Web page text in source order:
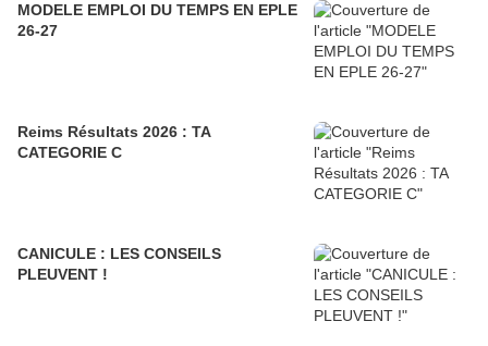
MODELE EMPLOI DU TEMPS EN EPLE
26-27
Reims Résultats 2026 : TA
CATEGORIE C
CANICULE : LES CONSEILS
PLEUVENT !